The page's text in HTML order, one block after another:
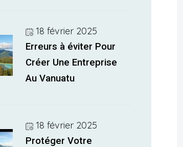
18 février 2025
Erreurs à éviter Pour
Créer Une Entreprise
Au Vanuatu
18 février 2025
Protéger Votre